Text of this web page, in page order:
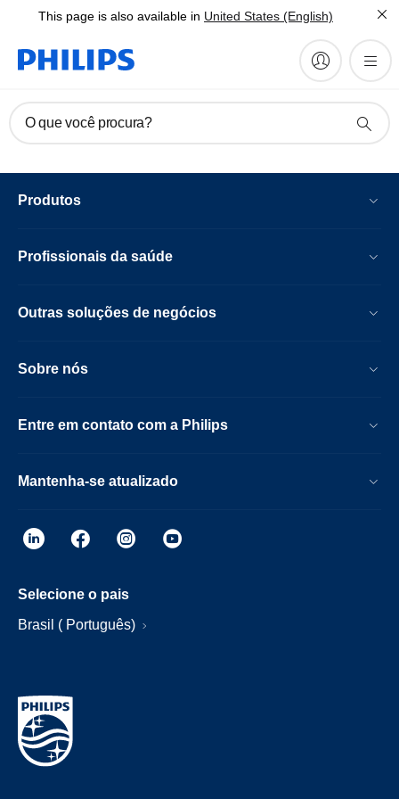
This page is also available in United States (English)
O que você procura?
Produtos
Profissionais da saúde
Outras soluções de negócios
Sobre nós
Entre em contato com a Philips
Mantenha-se atualizado
Selecione o pais
Brasil ( Português)